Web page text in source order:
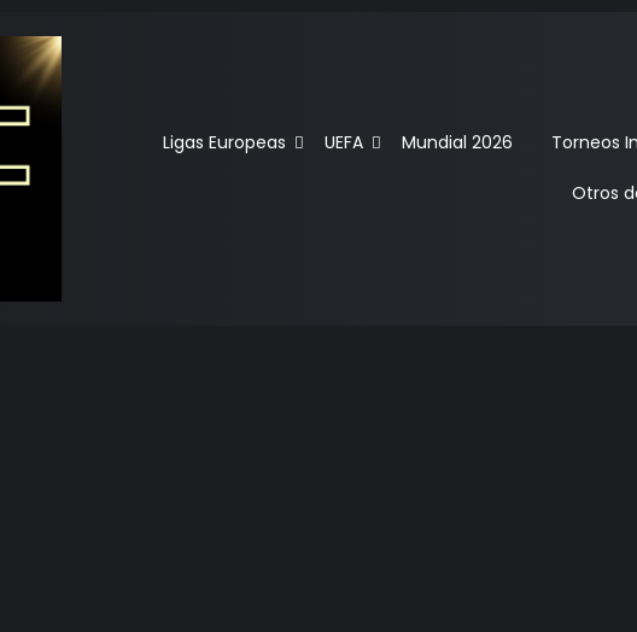
Ligas Europeas UEFA Mundial 2026 Torneos
Otros